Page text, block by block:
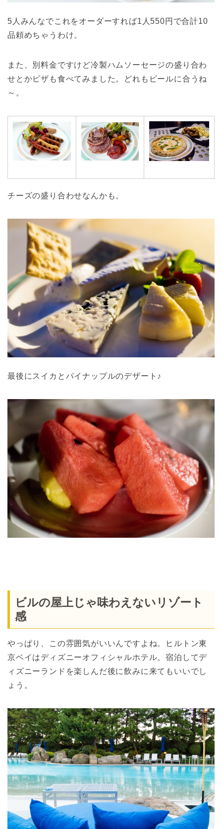
5人みんなでこれをオーダーすれば1人550円で合計10
品頼めちゃうわけ。
また、別料金ですけど冷製ハムソーセージの盛り合わ
せとかピザも食べてみました。どれもビールに合うね
～。
チーズの盛り合わせなんかも。
最後にスイカとパイナップルのデザート♪
ビルの屋上じゃ味わえないリゾート
感
やっぱり、この雰囲気がいいんですよね。ヒルトン東
京ベイはディズニーオフィシャルホテル。宿泊してデ
ィズニーランドを楽しんだ後に飲みに来てもいいでし
ょう。